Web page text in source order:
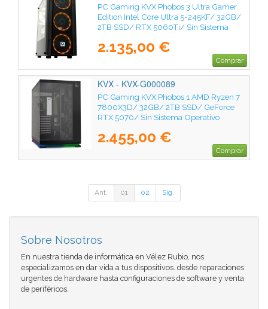
PC Gaming KVX Phobos 3 Ultra Gamer
Edition Intel Core Ultra 5-245KF/ 32GB/
2TB SSD/ RTX 5060Ti/ Sin Sistema
2.135,00 €
Comprar
KVX - KVX-G000089
PC Gaming KVX Phobos 1 AMD Ryzen 7
7800X3D/ 32GB/ 2TB SSD/ GeForce
RTX 5070/ Sin Sistema Operativo
2.455,00 €
Comprar
Ant. 01 02 Sig.
Sobre Nosotros
En nuestra tienda de informática en Vélez Rubio, nos
especializamos en dar vida a tus dispositivos. desde reparaciones
urgentes de hardware hasta configuraciones de software y venta
de periféricos.